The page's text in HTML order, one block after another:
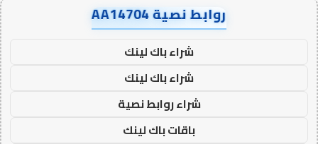
روابط نصية AA14704
شراء باك لينك
شراء باك لينك
شراء روابط نصية
باقات باك لينك